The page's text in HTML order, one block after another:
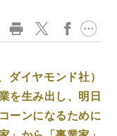
ダイヤモンド社）
を生み出し、明日
ーンになるために